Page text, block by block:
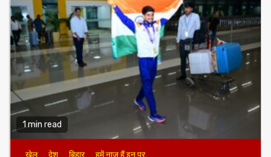
1 min read
खेल देश बिहार हमें नाज हैं इन पर